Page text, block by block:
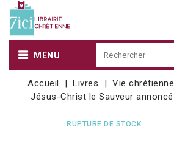
MENU
Accueil Livres Vie chrétienne
Jésus-Christ le Sauveur annoncé
RUPTURE DE STOCK